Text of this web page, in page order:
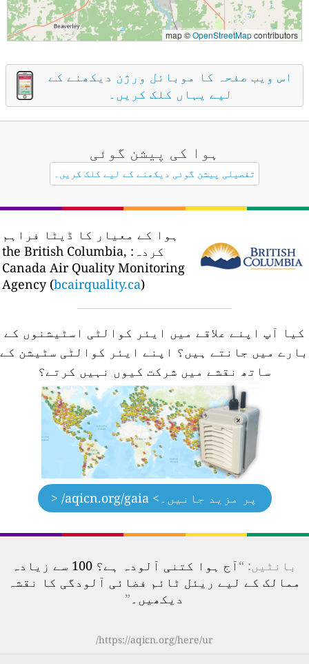
map ©OpenStreetMapcontributors
اس ویب صفحہ کا موبائل ورژن دیکھنے کے
لیے یہاں کلک کریں۔
ہوا کی پیشن گوئی
تفصیلی پیشن گوئی دیکھنے کے لیے کلک کریں۔
ہوا کے معیار کا ڈیٹا فراہم
کردہ:
the British Columbia,
Canada Air Quality Monitoring
Agency (bcairquality.ca)
کیا آپ اپنے علاقے میں ایئر کوالٹی اسٹیشنوں کے
میں جانتے ہیں؟
اپنے ایئر کوالٹی سٹیشن کے
ساتھ نقشے میں شرکت کیوں نہیں کرتے؟
پر مزید جانیں۔> aqicn.org/gaia/ <
بانٹیں: “
آج ہوا کتنی آلودہ ہے؟ 100 سے زیادہ
ممالک کے لیے ریئل ٹائم فضائی آلودگی کا نقشہ
دیکھیں۔”
https://aqicn.org/here/ur/